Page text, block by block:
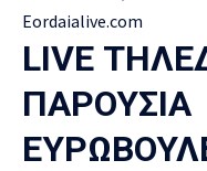
LIVE
ΠΑΡΟΥΣΙΑ